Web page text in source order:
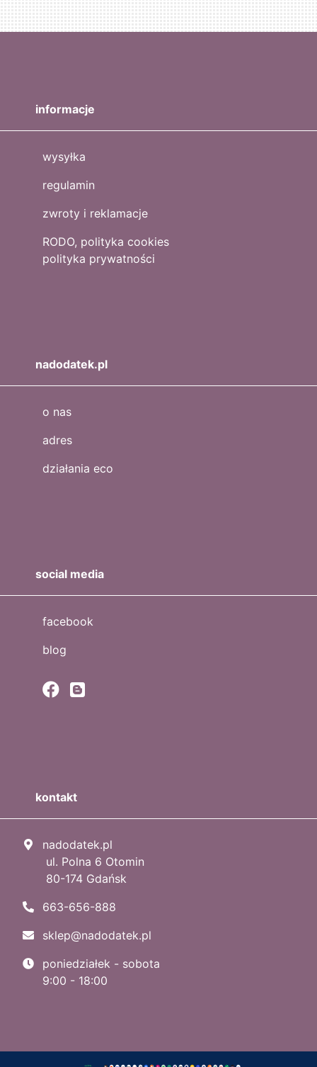
informacje
wysyłka
regulamin
zwroty i reklamacje
RODO, polityka cookies
polityka prywatności
nadodatek.pl
o nas
adres
działania eco
social media
facebook
blog
kontakt
nadodatek.pl
ul. Polna 6 Otomin
80-174 Gdańsk
663-656-888
sklep@nadodatek.pl
poniedziałek - sobota
9:00 - 18:00